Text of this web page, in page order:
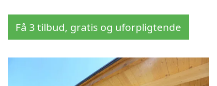
Få 3 tilbud, gratis og uforpligtende